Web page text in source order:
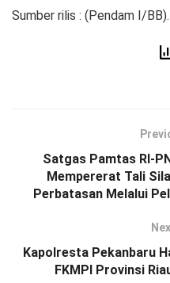
Sumber rilis : (Pendam I/BB).
Satgas Pamtas RI-
Mempererat Tali
Perbatasan Melalui
Kapolresta Pekanbaru
FKMPI Provinsi